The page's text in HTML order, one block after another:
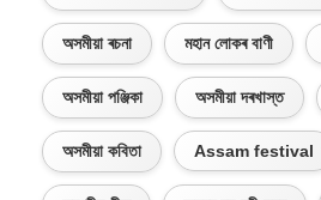
অসমীয়া ৰচনা মহান লোকৰ বাণী
অসমীয়া পঞ্জিকা অসমীয়া দৰখাস্ত
অসমীয়া কবিতা Assam festival